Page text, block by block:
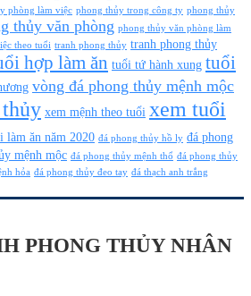
phòng làm việc phong thủy trong công ty phong thủy
thủy văn phòng phong thủy văn phòng làm
theo tuổi tranh phong thủy tranh phong thủy
hợp làm ăn tuổi tứ hành xung tuổi
vòng đá phong thủy mệnh mộc
xem mệnh theo tuổi xem tuổi
làm ăn năm 2020 đá phong thủy hồ ly đá phong
mệnh mộc đá phong thủy mệnh thổ đá phong thủy
hỏa đá phong thủy đeo tay đá thạch anh trắng
PHONG THỦY NHÂN